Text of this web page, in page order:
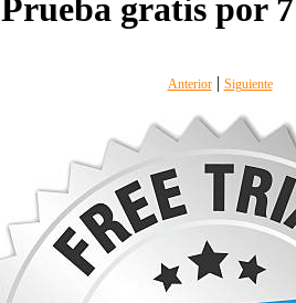
Prueba gratis por
Anterior| Siguiente